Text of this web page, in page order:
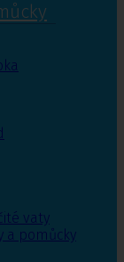
vaty
a pomůcky